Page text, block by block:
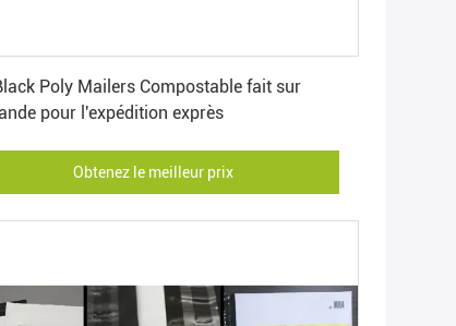
Poly Mailers Compostable fait sur
pour l'expédition exprès
Obtenez le meilleur prix